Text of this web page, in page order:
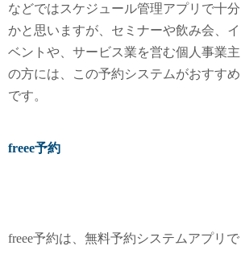
などではスケジュール管理アプリで十分
かと思いますが、セミナーや飲み会、イ
ベントや、サービス業を営む個人事業主
の方には、この予約システムがおすすめ
です。
freee予約
freee予約は、無料予約システムアプリで